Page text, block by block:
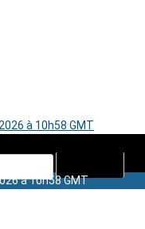
à 10h58 GMT
à 10h58 GMT